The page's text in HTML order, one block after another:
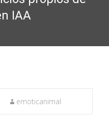
IAA
emoticanimal